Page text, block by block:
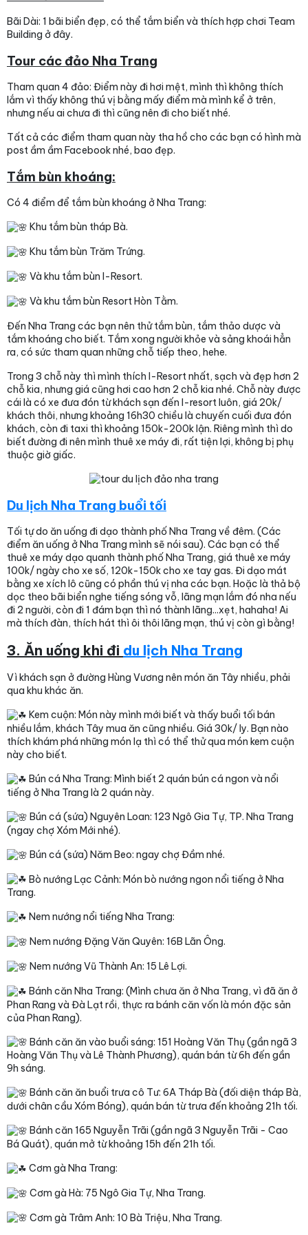
Bãi Dài: 1 bãi biển đẹp, có thể tắm biển và thích hợp chơi Team
Building ở đây.
Tour các đảo Nha Trang
Tham quan 4 đảo: Điểm này đi hơi mệt, mình thì không thích
lắm vì thấy không thú vị bằng mấy điểm mà mình kể ở trên,
nhưng nếu ai chưa đi thì cũng nên đi cho biết nhé.
Tất cả các điểm tham quan này tha hồ cho các bạn có hình mà
post ầm ầm Facebook nhé, bao đẹp.
Tắm bùn khoáng:
Có 4 điểm để tắm bùn khoáng ở Nha Trang:
Khu tắm bùn tháp Bà.
Khu tắm bùn Trăm Trứng.
Và khu tắm bùn I-Resort.
Và khu tắm bùn Resort Hòn Tằm.
Đến Nha Trang các bạn nên thử tắm bùn, tắm thảo dược và
tắm khoáng cho biết. Tắm xong người khỏe và sảng khoái hẳn
ra, có sức tham quan những chỗ tiếp theo, hehe.
Trong 3 chỗ này thì mình thích I-Resort nhất, sạch và đẹp hơn 2
chỗ kia, nhưng giá cũng hơi cao hơn 2 chỗ kia nhé. Chỗ này được
cái là có xe đưa đón từ khách sạn đến I-resort luôn, giá 20k/
khách thôi, nhưng khoảng 16h30 chiều là chuyến cuối đưa đón
khách, còn đi taxi thì khoảng 150k-200k lận. Riêng mình thì do
biết đường đi nên mình thuê xe máy đi, rất tiện lợi, không bị phụ
thuộc giờ giấc.
Du lịch Nha Trang buổi tối
Tối tự do ăn uống đi dạo thành phố Nha Trang về đêm. (Các
điểm ăn uống ở Nha Trang mình sẽ nói sau). Các bạn có thể
thuê xe máy dạo quanh thành phố Nha Trang, giá thuê xe máy
100k/ ngày cho xe số, 120k-150k cho xe tay gas. Đi dạo mát
bằng xe xích lô cũng có phần thú vị nha các bạn. Hoặc là thả bộ
dọc theo bãi biển nghe tiếng sóng vỗ, lãng mạn lắm đó nha nếu
đi 2 người, còn đi 1 đám bạn thì nó thành lãng...xẹt, hahaha! Ai
mà thích đàn, thích hát thì ôi thôi lãng mạn, thú vị còn gì bằng!
3. Ăn uống khi đi du lịch Nha Trang
Vì khách sạn ở đường Hùng Vương nên món ăn Tây nhiều, phải
qua khu khác ăn.
Kem cuộn: Món này mình mới biết và thấy buổi tối bán
nhiều lắm, khách Tây mua ăn cũng nhiều. Giá 30k/ ly. Bạn nào
thích khám phá những món lạ thì có thể thử qua món kem cuộn
này cho biết.
Bún cá Nha Trang: Mình biết 2 quán bún cá ngon và nổi
tiếng ở Nha Trang là 2 quán này.
Bún cá (sứa) Nguyên Loan: 123 Ngô Gia Tự, TP. Nha Trang
(ngay chợ Xóm Mới nhé).
Bún cá (sứa) Năm Beo: ngay chợ Đầm nhé.
Bò nướng Lạc Cảnh: Món bò nướng ngon nổi tiếng ở Nha
Trang.
Nem nướng nổi tiếng Nha Trang:
Nem nướng Đặng Văn Quyên: 16B Lãn Ông.
Nem nướng Vũ Thành An: 15 Lê Lợi.
Bánh căn Nha Trang: (Mình chưa ăn ở Nha Trang, vì đã ăn ở
Phan Rang và Đà Lạt rồi, thực ra bánh căn vốn là món đặc sản
của Phan Rang).
Bánh căn ăn vào buổi sáng: 151 Hoàng Văn Thụ (gần ngã 3
Hoàng Văn Thụ và Lê Thành Phương), quán bán từ 6h đến gần
9h sáng.
Bánh căn ăn buổi trưa cô Tư: 6A Tháp Bà (đối diện tháp Bà,
dưới chân cầu Xóm Bóng), quán bán từ trưa đến khoảng 21h tối.
Bánh căn 165 Nguyễn Trãi (gần ngã 3 Nguyễn Trãi - Cao
Bá Quát), quán mở từ khoảng 15h đến 21h tối.
Cơm gà Nha Trang:
Cơm gà Hà: 75 Ngô Gia Tự, Nha Trang.
Cơm gà Trâm Anh: 10 Bà Triệu, Nha Trang.